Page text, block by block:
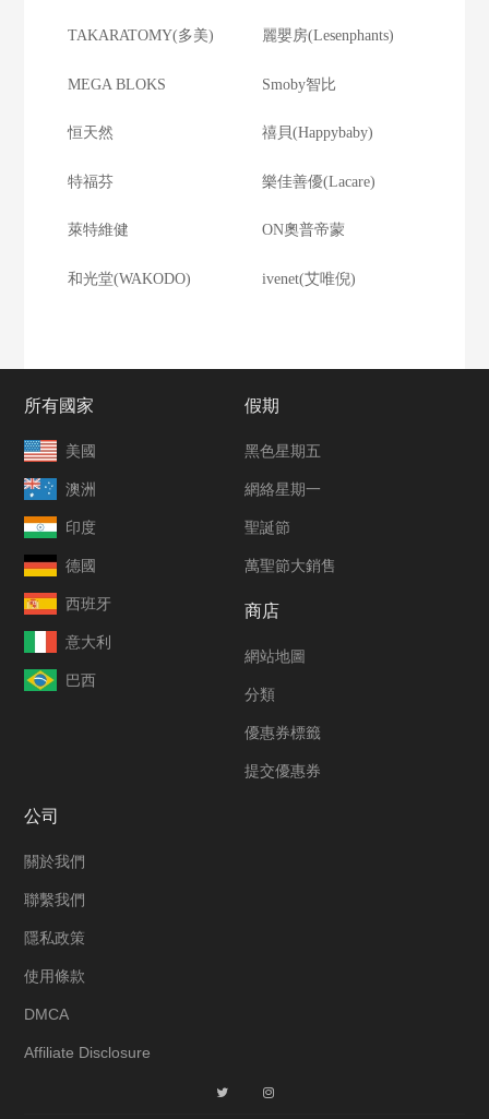
TAKARATOMY(多美) 麗嬰房(Lesenphants)
MEGA BLOKS Smoby智比
恒天然 禧貝(Happybaby)
特福芬 樂佳善優(Lacare)
萊特維健 ON奧普帝蒙
和光堂(WAKODO) ivenet(艾唯倪)
所有國家
美國
澳洲
印度
德國
西班牙
意大利
巴西
假期
黑色星期五
網絡星期一
聖誕節
萬聖節大銷售
商店
網站地圖
分類
優惠券標籤
提交優惠券
公司
關於我們
聯繫我們
隱私政策
使用條款
DMCA
Affiliate Disclosure